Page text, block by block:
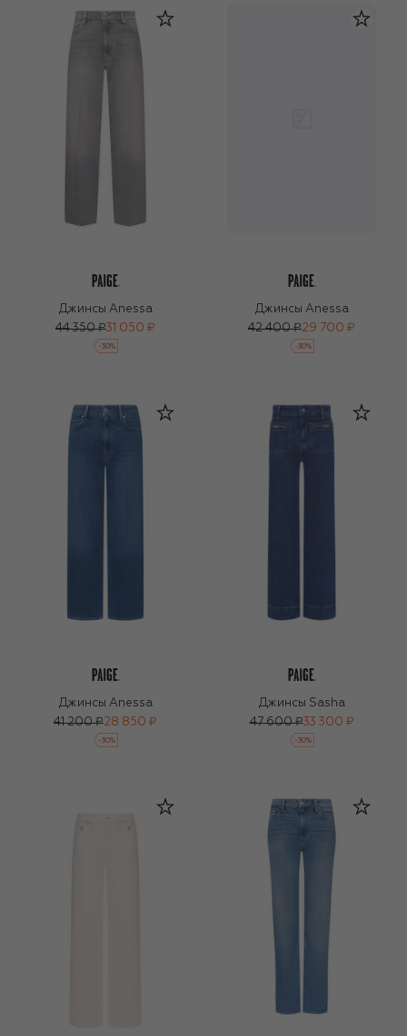
Джинсы Anessa
44 350 ₽31 050 ₽
-30%
Джинсы Anessa
42 400 ₽29 700 ₽
-30%
Джинсы Anessa
41 200 ₽28 850 ₽
-30%
Джинсы Sasha
47 600 ₽33 300 ₽
-30%